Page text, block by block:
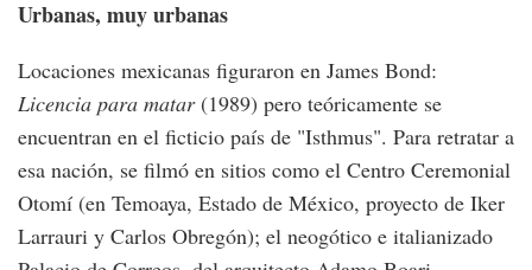
Urbanas, muy urbanas
Locaciones mexicanas figuraron en James Bond:
Licencia para matar(1989) pero teóricamente se
encuentran en el ficticio país de "Isthmus". Para retratar a
esa nación, se filmó en sitios como el Centro Ceremonial
Otomí (en Temoaya, Estado de México, proyecto de Iker
Larrauri y Carlos Obregón); el neogótico e italianizado